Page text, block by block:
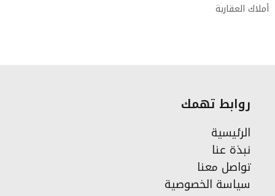
أملاك العقارية
روابط تهمك
الرئيسية
نبذة عنا
تواصل معنا
سياسة الخصوصية